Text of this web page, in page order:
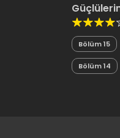
Bölüm 15
Bölüm 14